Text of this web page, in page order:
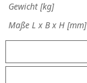
Gewicht [kg]
Maße L x B x H [mm]